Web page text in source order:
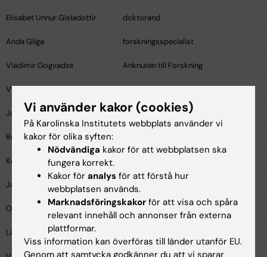
Elisabet Unnur Gisladottir doktorand
Anda Gliga forskningsspecialist
Vladimir Gogvadze Anknuten till Forskning
Vivek Gohel postdoktor
José Manuel Gómez Silva bioinformatiker
Roland Grafström
Karin Grahn
Jan-Philipp Grieger Anknuten till Forskning
Olena Gruzieva senior forskare
Lidia Gugescu
Vi använder kakor (cookies)
På Karolinska Institutets webbplats använder vi
kakor för olika syften:
Nödvändiga kakor för att webbplatsen ska
fungera korrekt.
Kakor för analys för att förstå hur
webbplatsen används.
Marknadsföringskakor för att visa och spåra
relevant innehåll och annonser från externa
plattformar.
Viss information kan överföras till länder utanför EU.
Genom att samtycka godkänner du att vi sparar